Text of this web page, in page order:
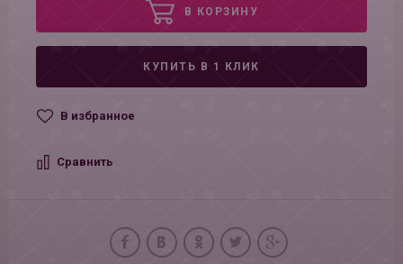
В КОРЗИНУ
КУПИТЬ В 1 КЛИК
В избранное
Сравнить